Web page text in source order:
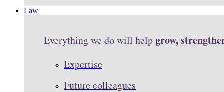
Law
Everything we do will helpgrow,
Expertise
Future colleagues